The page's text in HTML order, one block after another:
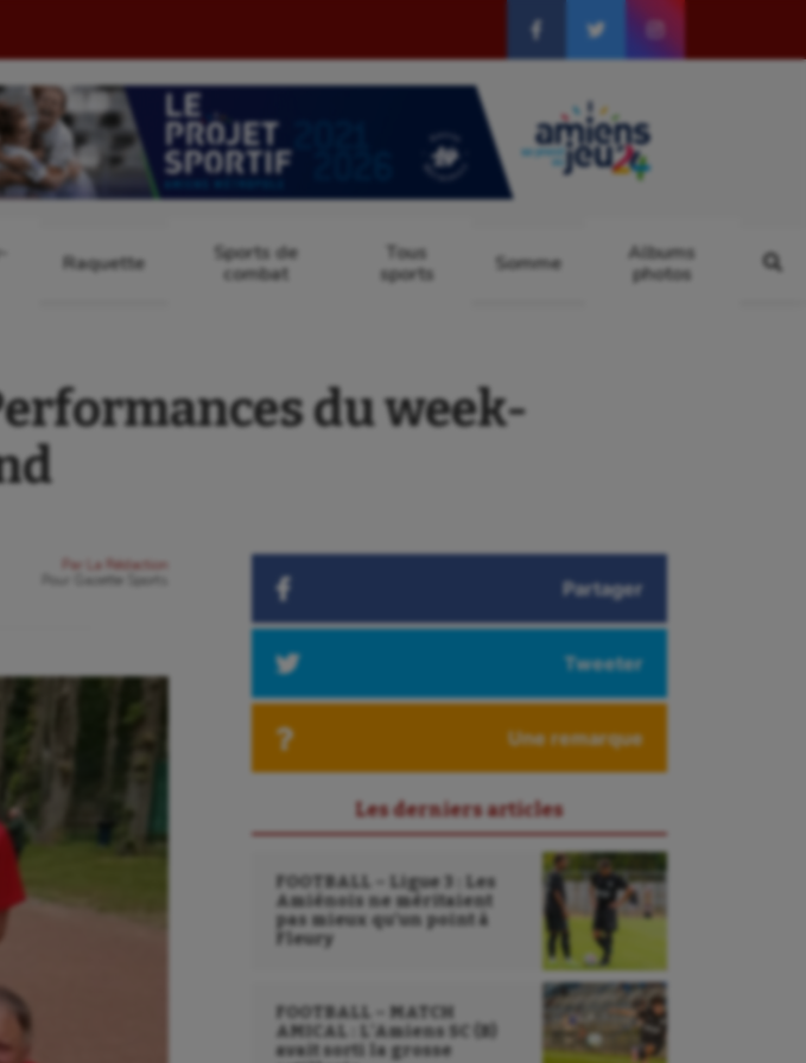
Raquette
Sports de
combat
Tous
sports
Somme
Albums
photos
du week-
Par
La Rédaction
Gazette Sports Partager
Tweeter
Une remarque
Les derniers articles
FOOTBALL – Ligue 3 : Les
Amiénois ne méritaient
pas mieux qu’un point à
Fleury
FOOTBALL – MATCH
AMICAL : L’Amiens SC (B)
avait sorti la grosse